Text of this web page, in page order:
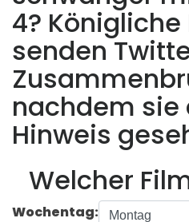
4? Königliche
senden
nachdem sie
Hinweis
Welcher
Wochentag: